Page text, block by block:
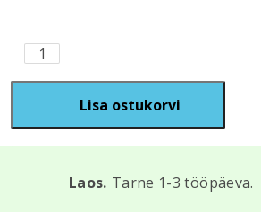
Joonista
kujundeid
kogus
Lisa ostukorvi
Laos. Tarne 1-3 tööpäeva.